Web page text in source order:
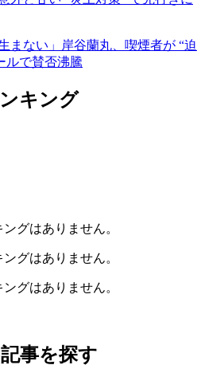
まない」岸谷蘭丸、喫煙者が “迫
ルで賛否沸騰
キング
グはありません。
グはありません。
グはありません。
事を探す